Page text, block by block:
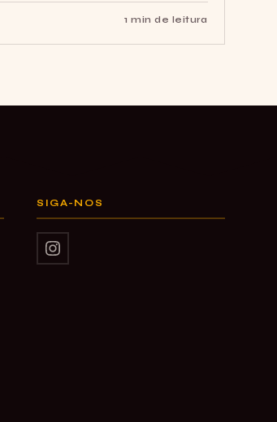
1 min de leitura
SIGA-NOS